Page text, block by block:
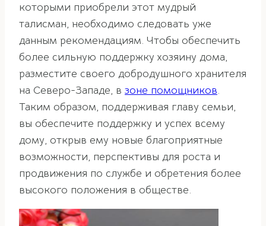
которыми приобрели этот мудрый
талисман, необходимо следовать уже
данным рекомендациям. Чтобы обеспечить
более сильную поддержку хозяину дома,
разместите своего добродушного хранителя
на Северо-Западе, в зоне помощников.
Таким образом, поддерживая главу семьи,
вы обеспечите поддержку и успех всему
дому, открыв ему новые благоприятные
возможности, перспективы для роста и
продвижения по службе и обретения более
высокого положения в обществе.